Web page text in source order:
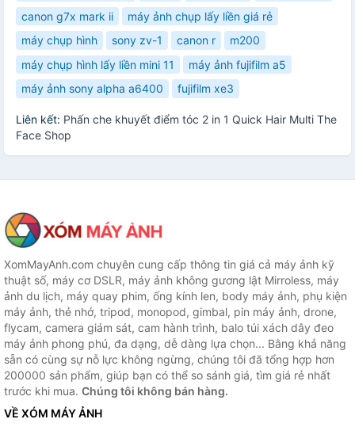
canon g7x mark ii
máy ảnh chụp lấy liền giá rẻ
máy chụp hình
sony zv-1 canon r
m200
máy chụp hình lấy liền mini 11
máy ảnh fujifilm a5
máy ảnh sony alpha a6400
fujifilm xe3
Liên kết: Phấn che khuyết điểm tóc 2 in 1 Quick Hair Multi The
Face Shop
XomMayAnh.com chuyên cung cấp thông tin giá cả máy ảnh kỹ
thuật số, máy cơ DSLR, máy ảnh không gương lật Mirroless, máy
ảnh du lịch, máy quay phim, ống kính len, body máy ảnh, phụ kiện
máy ảnh, thẻ nhớ, tripod, monopod, gimbal, pin máy ảnh, drone,
flycam, camera giám sát, cam hành trình, balo túi xách dây đeo
máy ảnh phong phú, đa dạng, dễ dàng lựa chọn... Bằng khả năng
sẵn có cùng sự nỗ lực không ngừng, chúng tôi đã tổng hợp hơn
200000 sản phẩm, giúp bạn có thể so sánh giá, tìm giá rẻ nhất
trước khi mua. Chúng tôi không bán hàng.
VỀ XÓM MÁY ẢNH